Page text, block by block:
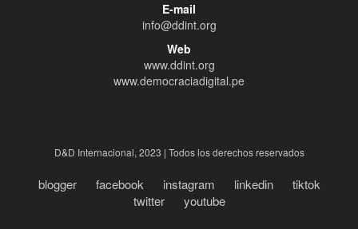
E-mail
info@ddint.org
Web
www.ddint.org
www.democraciadigital.pe
D&D Internacional, 2023 | Todos los derechos reservados
blogger facebook instagram linkedin
tiktok
twitter
youtube